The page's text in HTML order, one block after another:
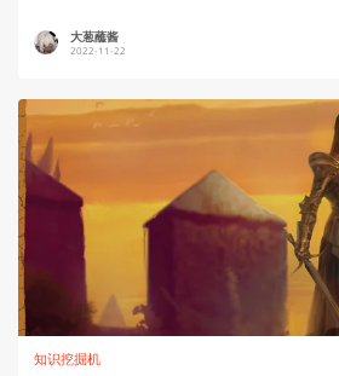
大葱蘸酱
2022-11-22
知识挖掘机